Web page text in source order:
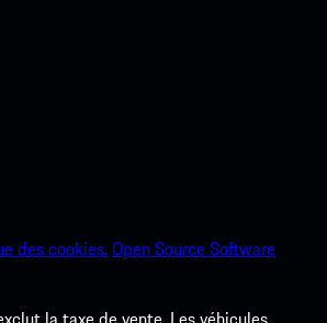
des cookies.Open Source Software